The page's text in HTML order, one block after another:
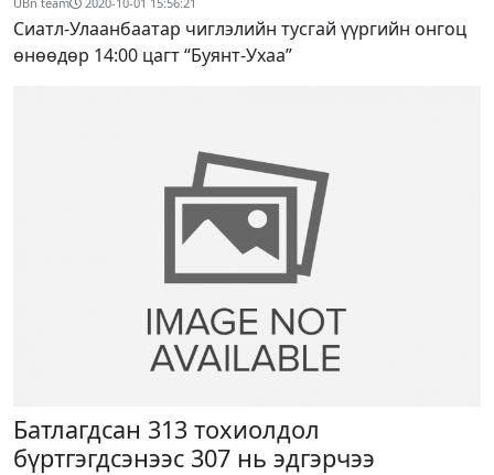
Сиатл-Улаанбаатар чиглэлийн тусгай үүргийн онгоц
өнөөдөр 14:00 цагт “Буянт-Ухаа”
Батлагдсан 313 тохиолдол
бүртгэгдсэнээс 307 нь эдгэрчээ